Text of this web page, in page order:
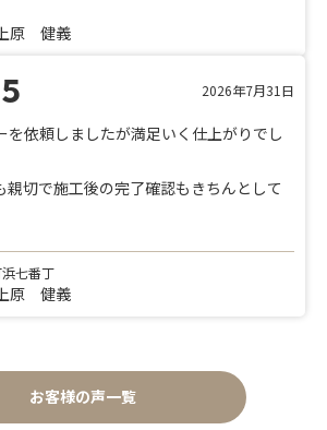
原 健義
5 2026年7月31日
を依頼しましたが満足いく仕上がりでし
親切で施工後の完了確認もきちんとして
七番丁
原 健義
お客様の声一覧